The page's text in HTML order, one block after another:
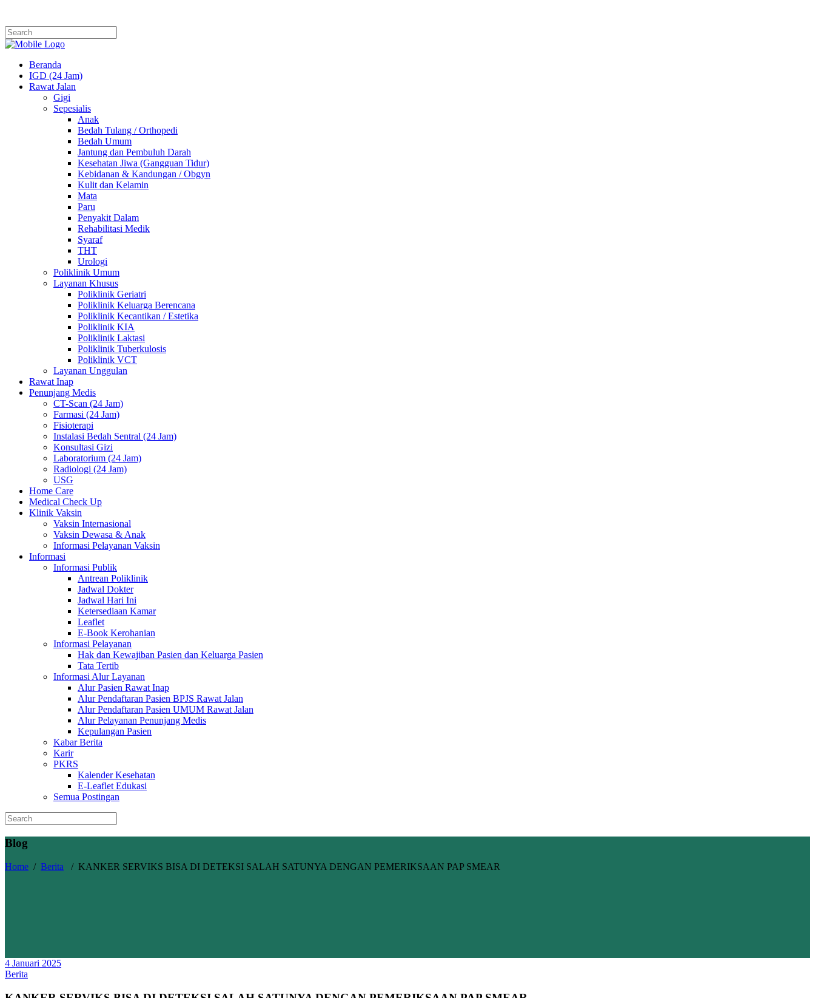
Beranda
IGD (24 Jam)
Rawat Jalan
Gigi
Sepesialis
Anak
Bedah Tulang / Orthopedi
Bedah Umum
Jantung dan Pembuluh Darah
Kesehatan Jiwa (Gangguan Tidur)
Kebidanan & Kandungan / Obgyn
Kulit dan Kelamin
Mata
Paru
Penyakit Dalam
Rehabilitasi Medik
Syaraf
THT
Urologi
Poliklinik Umum
Layanan Khusus
Poliklinik Geriatri
Poliklinik Keluarga Berencana
Poliklinik Kecantikan / Estetika
Poliklinik KIA
Poliklinik Laktasi
Poliklinik Tuberkulosis
Poliklinik VCT
Layanan Unggulan
Rawat Inap
Penunjang Medis
CT-Scan (24 Jam)
Farmasi (24 Jam)
Fisioterapi
Instalasi Bedah Sentral (24 Jam)
Konsultasi Gizi
Laboratorium (24 Jam)
Radiologi (24 Jam)
USG
Home Care
Medical Check Up
Klinik Vaksin
Vaksin Internasional
Vaksin Dewasa & Anak
Informasi Pelayanan Vaksin
Informasi
Informasi Publik
Antrean Poliklinik
Jadwal Dokter
Jadwal Hari Ini
Ketersediaan Kamar
Leaflet
E-Book Kerohanian
Informasi Pelayanan
Hak dan Kewajiban Pasien dan Keluarga Pasien
Tata Tertib
Informasi Alur Layanan
Alur Pasien Rawat Inap
Alur Pendaftaran Pasien BPJS Rawat Jalan
Alur Pendaftaran Pasien UMUM Rawat Jalan
Alur Pelayanan Penunjang Medis
Kepulangan Pasien
Kabar Berita
Karir
PKRS
Kalender Kesehatan
E-Leaflet Edukasi
Semua Postingan
Blog
Home / Berita / KANKER SERVIKS BISA DI DETEKSI SALAH SATUNYA DENGAN PEMERIKSAAN PAP SMEAR
4 Januari 2025
Berita